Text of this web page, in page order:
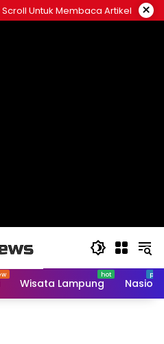
Scroll Untuk Membaca Artikel ×
Wisata Lampung